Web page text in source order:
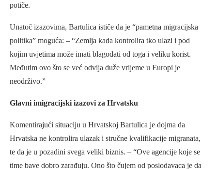
potiče.
Unatoč izazovima, Bartulica ističe da je “pametna migracijska
politika” moguća: – “Zemlja kada kontrolira tko ulazi i pod
kojim uvjetima može imati blagodati od toga i veliku korist.
Međutim ovo što se već odvija duže vrijeme u Europi je
neodrživo.”
Glavni imigracijski izazovi za Hrvatsku
Komentirajući situaciju u Hrvatskoj Bartulica je dojma da
Hrvatska ne kontrolira ulazak i stručne kvalifikacije migranata,
te da je u pozadini svega veliki biznis. – “Ove agencije koje se
time bave dobro zarađuju. Ono što čujem od poslodavaca je da